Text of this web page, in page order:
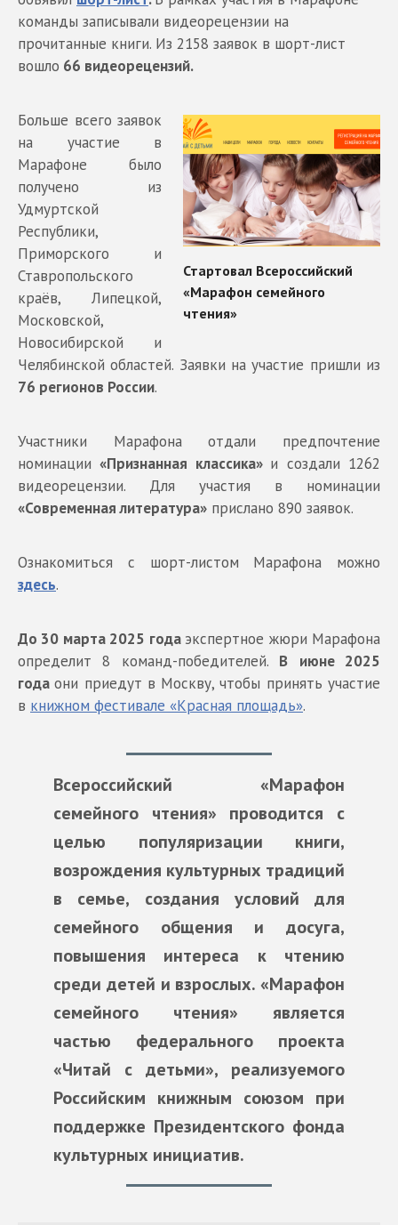
команды записывали видеорецензии на
прочитанные книги. Из 2158 заявок в шорт-лист
вошло 66 видеорецензий.
Больше всего заявок
на участие в
Марафоне было
получено из
Удмуртской
Республики,
Приморского и
Ставропольского
краёв, Липецкой,
Московской,
Новосибирской и
Челябинской областей. Заявки на участие пришли из
76 регионов России.
Участники Марафона отдали предпочтение
номинации«Признанная классика» и создали 1262
видеорецензии. Для участия в номинации
«Современная литература» прислано 890 заявок.
Ознакомиться с шорт-листом Марафона можно
здесь.
До 30 марта 2025 года экспертное жюри Марафона
определит 8 команд-победителей. В
июне 2025
годаони приедут в Москву, чтобы принять участие
в книжном фестивале «Красная площадь».
Всероссийский «Марафон
семейного чтения» проводится с
целью популяризации книги,
возрождения культурных традиций
в семье, создания условий для
семейного общения и досуга,
повышения интереса к чтению
среди детей и взрослых. «Марафон
семейного чтения» является
частью федерального проекта
«Читай с детьми», реализуемого
Российским книжным союзом при
поддержке Президентского фонда
культурных инициатив.